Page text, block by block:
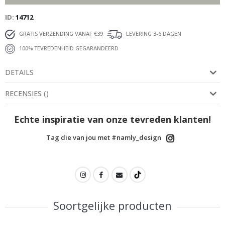
ID 14712
GRATIS VERZENDING VANAF €39
LEVERING 3-6 DAGEN
100% TEVREDENHEID GEGARANDEERD
DETAILS
RECENSIES ()
Echte inspiratie van onze tevreden klanten!
Tag die van jou met #namly_design
Soortgelijke producten